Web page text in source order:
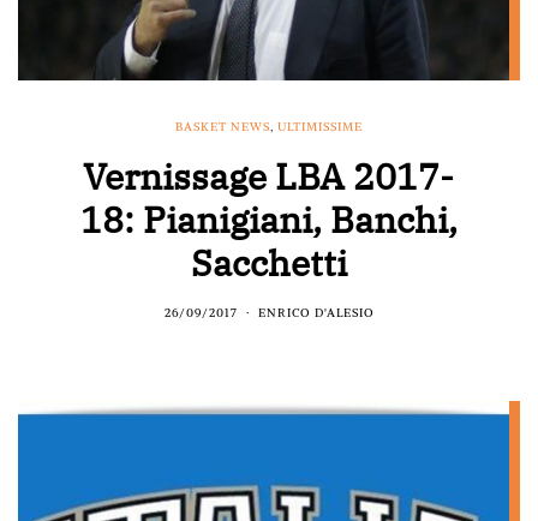
BASKET NEWS, ULTIMISSIME
Vernissage LBA 2017-
18: Pianigiani, Banchi,
Sacchetti
26/09/2017 ENRICO D'ALESIO